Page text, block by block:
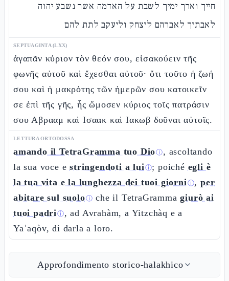
חייך וארך ימיך לשבת על האדמה אשר נשבע יהוה
לאבתיך לאברהם ליצחק וליעקב לתת להם
SEPTUAGINTA (LXX)
ἀγαπᾶν κύριον τὸν θεόν σου, εἰσακούειν τῆς
φωνῆς αὐτοῦ καὶ ἔχεσθαι αὐτοῦ· ὅτι τοῦτο ἡ ζωή
σου καὶ ἡ μακρότης τῶν ἡμερῶν σου κατοικεῖν
σε ἐπὶ τῆς γῆς, ἧς ὤμοσεν κύριος τοῖς πατράσιν
σου Αβρααμ καὶ Ισαακ καὶ Ιακωβ δοῦναι αὐτοῖς.
LETTURA ORTODOSSA
amando il TetraGramma tuo Dioⓘ, ascoltando
la sua voce estringendoti a luiⓘ; poiché egli è
la tua vita e la lunghezza dei tuoi giorniⓘ,per
abitare sul suoloⓘ che il TetraGrammagiurò ai
tuoi padriⓘ, ad Avrahàm, a Yitzchàq e a
Yaʿaqòv, di darla a loro.
Approfondimento storico-halakhico